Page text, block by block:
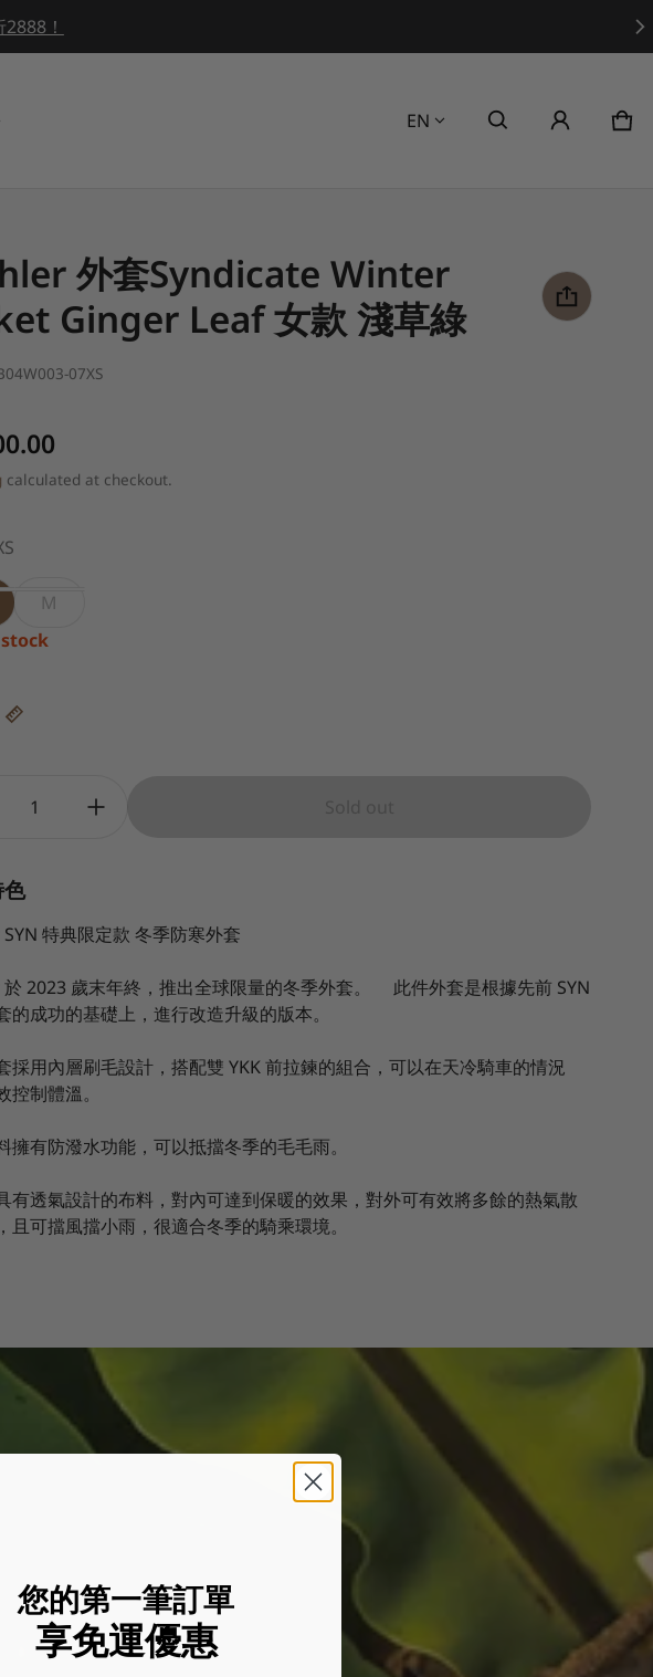
起！
Language
EN 0
外套Syndicate Winter
Ginger Leaf 女款 淺草綠
07XS
price
calculated at checkout.
M
特典限定款 冬季防寒外套
2023 歲末年終，推出全球限量的冬季外套。 此件外套是根據先前 SYN
的成功的基礎上，進行改造升級的版本。
採用內層刷毛設計，搭配雙 YKK 前拉鍊的組合，可以在天冷騎車的情況
控制體溫。
擁有防潑水功能，可以抵擋冬季的毛毛雨。
有透氣設計的布料，對內可達到保暖的效果，對外可有效將多餘的熱氣散
且可擋風擋小雨，很適合冬季的騎乘環境。
您的第一筆訂單
享免運優惠